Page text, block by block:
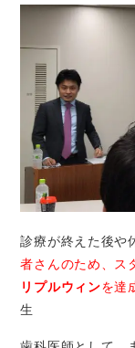
診療が終えた後や
者さんのため、ス
リプルウィンを達
生